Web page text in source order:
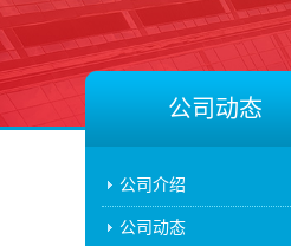
公司动态
公司介绍
公司动态